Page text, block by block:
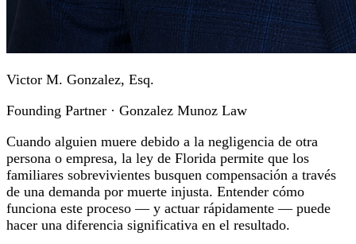
Victor M. Gonzalez, Esq.
Founding Partner · Gonzalez Munoz Law
Cuando alguien muere debido a la negligencia de otra
persona o empresa, la ley de Florida permite que los
familiares sobrevivientes busquen compensación a través
de una demanda por muerte injusta. Entender cómo
funciona este proceso — y actuar rápidamente — puede
hacer una diferencia significativa en el resultado.